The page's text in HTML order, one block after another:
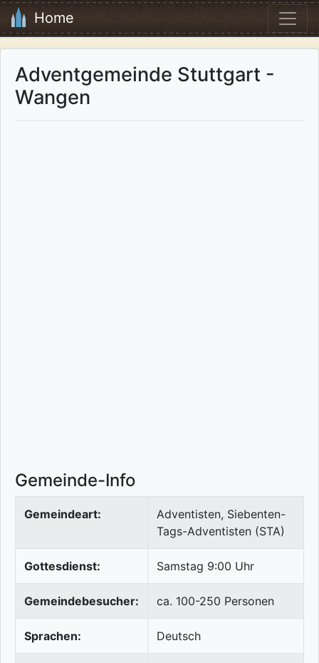
Home
Adventgemeinde Stuttgart -
Wangen
Gemeinde-Info
Gemeindeart:
Adventisten, Siebenten-
Tags-Adventisten (STA)
Gottesdienst: Samstag 9:00 Uhr
Gemeindebesucher: ca. 100-250 Personen
Sprachen: Deutsch